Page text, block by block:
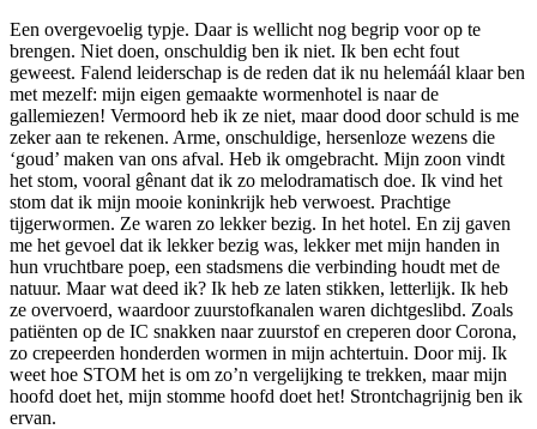
Een overgevoelig typje. Daar is wellicht nog begrip voor op te
brengen. Niet doen, onschuldig ben ik niet. Ik ben echt fout
geweest. Falend leiderschap is de reden dat ik nu helemáál klaar ben
met mezelf: mijn eigen gemaakte wormenhotel is naar de
gallemiezen! Vermoord heb ik ze niet, maar dood door schuld is me
zeker aan te rekenen. Arme, onschuldige, hersenloze wezens die
‘goud’ maken van ons afval. Heb ik omgebracht. Mijn zoon vindt
het stom, vooral gênant dat ik zo melodramatisch doe. Ik vind het
stom dat ik mijn mooie koninkrijk heb verwoest. Prachtige
tijgerwormen. Ze waren zo lekker bezig. In het hotel. En zij gaven
me het gevoel dat ik lekker bezig was, lekker met mijn handen in
hun vruchtbare poep, een stadsmens die verbinding houdt met de
natuur. Maar wat deed ik? Ik heb ze laten stikken, letterlijk. Ik heb
ze overvoerd, waardoor zuurstofkanalen waren dichtgeslibd. Zoals
patiënten op de IC snakken naar zuurstof en creperen door Corona,
zo crepeerden honderden wormen in mijn achtertuin. Door mij. Ik
weet hoe STOM het is om zo’n vergelijking te trekken, maar mijn
hoofd doet het, mijn stomme hoofd doet het! Strontchagrijnig ben ik
ervan.